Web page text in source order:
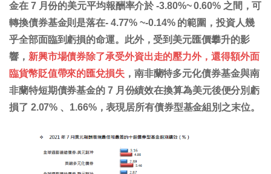
金在 7 月份的美元平均報酬率介於 -3.80%~ 0.60% 之間，可
轉換債券基金則是落在- 4.77% ~-0.14% 的範圍，投資人幾
乎全部面臨到虧損的命運。此外，受到美元匯價攀升的影
響， 新興市場債券除了承受外資出走的壓力外，還得額外面
臨貨幣貶值帶來的匯兌損失，南非蘭特多元化債券基金與南
非蘭特短期債券基金的 7 月份績效在換算為美元後便分別虧
損了 2.07% 、1.66%，表現居所有債券型基金組別之末位。